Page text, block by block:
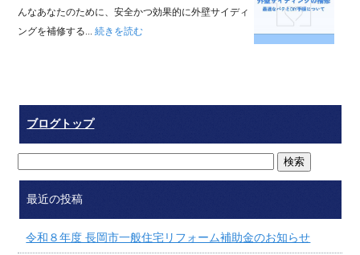
んなあなたのために、安全かつ効果的に外壁サイディ
ングを補修する...続きを読む
ブログトップ
最近の投稿
令和８年度 長岡市一般住宅リフォーム補助金のお知らせ